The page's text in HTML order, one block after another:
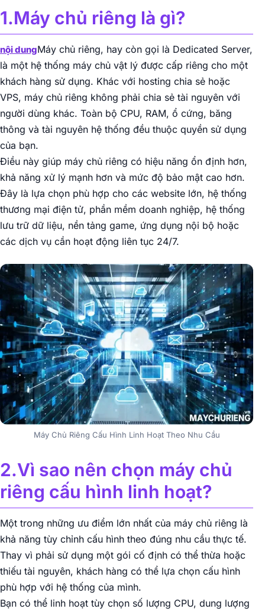
1.Máy chủ riêng là gì?
nội dungMáy chủ riêng, hay còn gọi là Dedicated Server,
là một hệ thống máy chủ vật lý được cấp riêng cho một
khách hàng sử dụng. Khác với hosting chia sẻ hoặc
VPS, máy chủ riêng không phải chia sẻ tài nguyên với
người dùng khác. Toàn bộ CPU, RAM, ổ cứng, băng
thông và tài nguyên hệ thống đều thuộc quyền sử dụng
của bạn.
Điều này giúp máy chủ riêng có hiệu năng ổn định hơn,
khả năng xử lý mạnh hơn và mức độ bảo mật cao hơn.
Đây là lựa chọn phù hợp cho các website lớn, hệ thống
thương mại điện tử, phần mềm doanh nghiệp, hệ thống
lưu trữ dữ liệu, nền tảng game, ứng dụng nội bộ hoặc
các dịch vụ cần hoạt động liên tục 24/7.
Máy Chủ Riêng Cấu Hình Linh Hoạt Theo Nhu Cầu
2.Vì sao nên chọn máy chủ
riêng cấu hình linh hoạt?
Một trong những ưu điểm lớn nhất của máy chủ riêng là
khả năng tùy chỉnh cấu hình theo đúng nhu cầu thực tế.
Thay vì phải sử dụng một gói cố định có thể thừa hoặc
thiếu tài nguyên, khách hàng có thể lựa chọn cấu hình
phù hợp với hệ thống của mình.
Bạn có thể linh hoạt tùy chọn số lượng CPU, dung lượng